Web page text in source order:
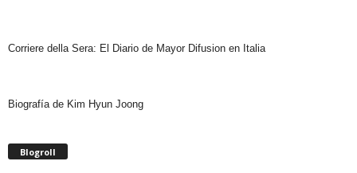
Corriere della Sera: El Diario de Mayor Difusion en Italia
Biografía de Kim Hyun Joong
Blogroll